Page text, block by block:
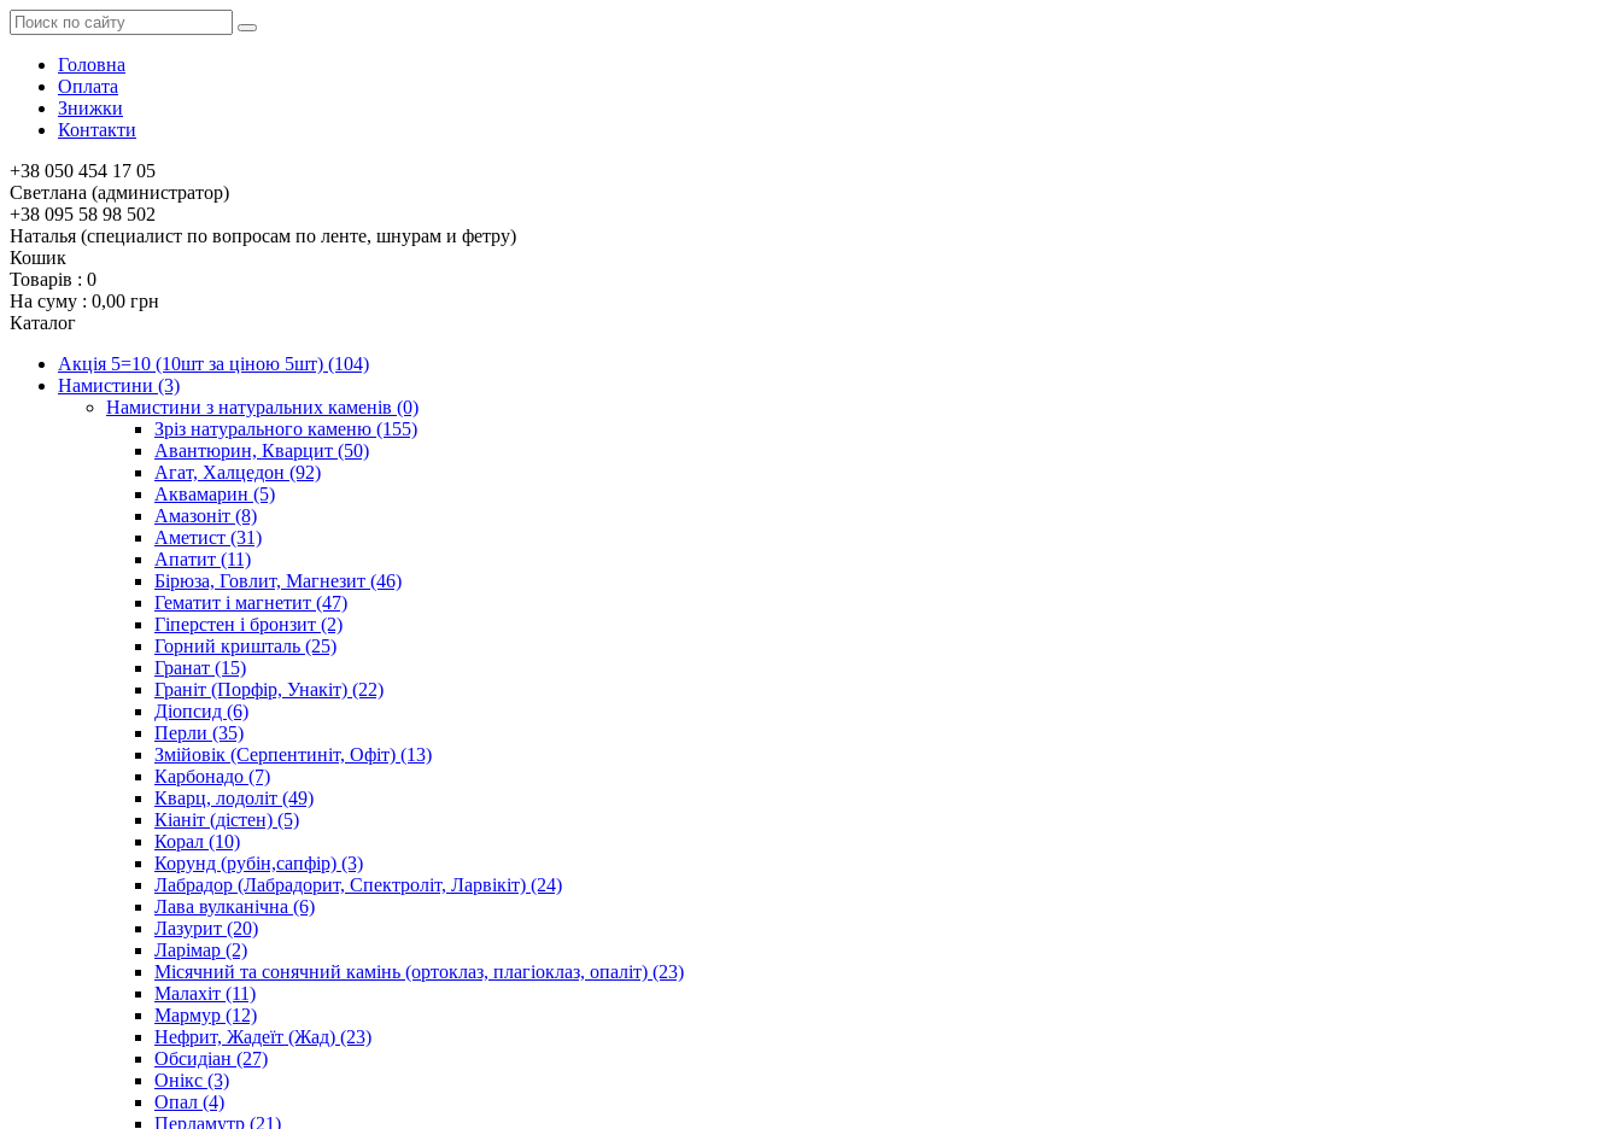
Головна
Оплата
Знижки
Контакти
+38 050 454 17 05
Светлана (администратор)
+38 095 58 98 502
Наталья (специалист по вопросам по ленте, шнурам и фетру)
Кошик
Товарів : 0
На суму : 0,00 грн
Каталог
Акція 5=10 (10шт за ціною 5шт) (104)
Намистини (3)
Намистини з натуральних каменів (0)
Зріз натурального каменю (155)
Авантюрин, Кварцит (50)
Агат, Халцедон (92)
Аквамарин (5)
Амазоніт (8)
Аметист (31)
Апатит (11)
Бірюза, Говлит, Магнезит (46)
Гематит і магнетит (47)
Гіперстен і бронзит (2)
Горний кришталь (25)
Гранат (15)
Граніт (Порфір, Унакіт) (22)
Діопсид (6)
Перли (35)
Змійовік (Серпентиніт, Офіт) (13)
Карбонадо (7)
Кварц, лодоліт (49)
Кіаніт (дістен) (5)
Корал (10)
Корунд (рубін,сапфір) (3)
Лабрадор (Лабрадорит, Спектроліт, Ларвікіт) (24)
Лава вулканічна (6)
Лазурит (20)
Ларімар (2)
Місячний та сонячний камінь (ортоклаз, плагіоклаз, опаліт) (23)
Малахіт (11)
Мармур (12)
Нефрит, Жадеїт (Жад) (23)
Обсидіан (27)
Онікс (3)
Опал (4)
Перламутр (21)